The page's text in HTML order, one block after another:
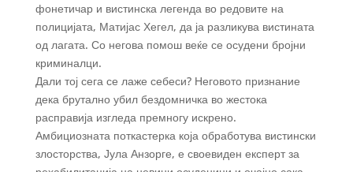
фонетичар и вистинска легенда во редовите на
полицијата, Матијас Хегел, да ја разликува вистината
од лагата. Со негова помош веќе се осудени бројни
криминалци.
Дали тој сега се лаже себеси? Неговото признание
дека брутално убил бездомничка во жестока
расправија изгледа премногу искрено.
Амбициозната поткастерка која обработува вистински
злосторства, Јула Анзорге, е своевиден експерт за